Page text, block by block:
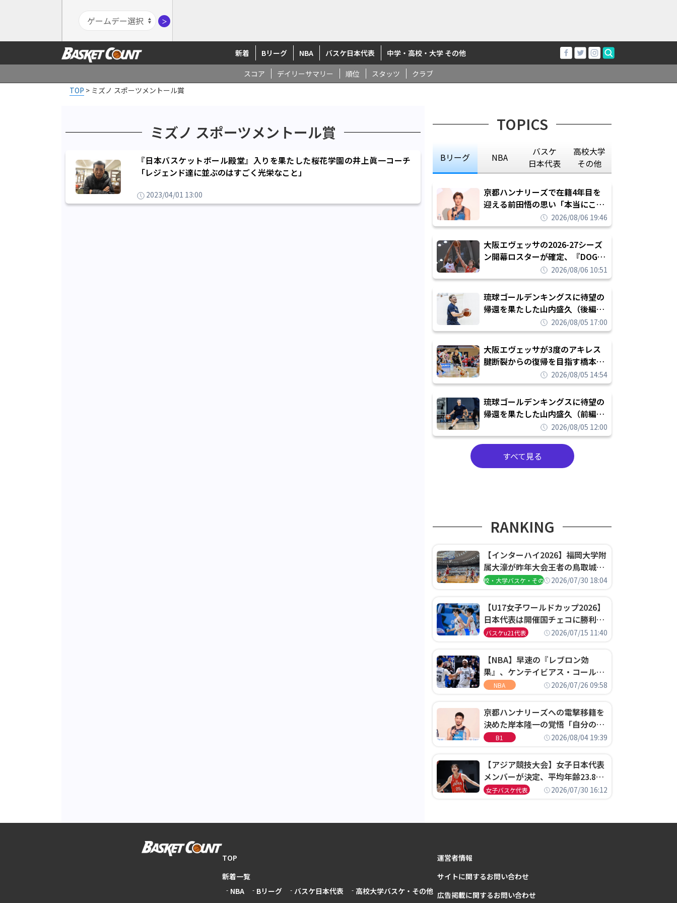
＞
新着 Bリーグ NBA バスケ日本代表 中学・高校・大学 その他
スコア デイリーサマリー 順位 スタッツ
クラブ
TOP > ミズノ スポーツメントール賞
ミズノ スポーツメントール賞
『日本バスケットボール殿堂』入りを果たした桜花学園の井上眞一コーチ
「レジェンド達に並ぶのはすごく光栄なこと」
2023/04/01 13:00
TOPICS
Bリーグ NBA
バスケ
日本代表
高校大学
その他
京都ハンナリーズで在籍4年目を
迎える前田悟の思い「本当にこの
チームで勝ちたい、負けたまま舐
められたまま終わりたくない」
2026/08/06 19:46
大阪エヴェッサの2026-27シーズ
ン開幕ロスターが確定、『DOG
FIGHT』のチームカルチャーを推
し進めて結果を求めるシーズンへ
2026/08/06 10:51
琉球ゴールデンキングスに待望の
帰還を果たした山内盛久（後編）
「1人のウチナーンチュとしてみ
んなが誇りに思えるチームにして
いく」
2026/08/05 17:00
大阪エヴェッサが3度のアキレス
腱断裂からの復帰を目指す橋本拓
哉と契約を締結「もう一度コート
に立ちたい」
2026/08/05 14:54
琉球ゴールデンキングスに待望の
帰還を果たした山内盛久（前編）
「キングスが積み上げてきたもの
を次の世代に繋いでいくのがやり
甲斐」
2026/08/05 12:00
すべて見る
RANKING
【インターハイ2026】福岡大学附
属大濠が昨年大会王者の鳥取城北
を撃破、大阪薫英女学院は岐阜女
高校・大学バスケ・その他2026/07/30 18:04
【U17女子ワールドカップ2026】
日本代表は開催国チェコに勝利し
て予選グループ3連勝で首位通
決定
バスケu21代表 2026/07/15 11:40
【NBA】早速の『レブロン効
果』、ケンテイビアス・コールド
ウェル・ポープがセブンティシク
NBA 2026/07/26 09:58
京都ハンナリーズへの電撃移籍を
決めた岸本隆一の覚悟「自分のエ
ゴというちっぽけなことのため
B1 2026/08/04 19:39
【アジア競技大会】女子日本代表
メンバーが決定、平均年齢23.8歳
のフレッシュなメンバーが日本開
女子バスケ代表 2026/07/30 16:12
TOP
新着一覧
NBA
Bリーグ バスケ日本代表 高校大学バスケ・その他
運営者情報
サイトに関するお問い合わせ
広告掲載に関するお問い合わせ